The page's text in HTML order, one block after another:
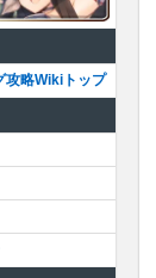
攻略Wikiトップ